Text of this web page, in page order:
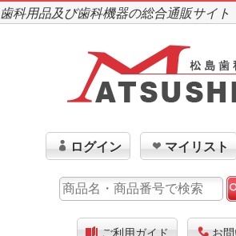
歯科用品及び歯科機器の総合通販サイト
ログイン マイリスト
ご利用ガイド お